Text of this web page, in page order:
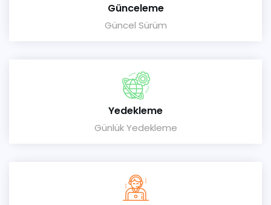
Günceleme
Güncel Sürüm
Yedekleme
Günlük Yedekleme